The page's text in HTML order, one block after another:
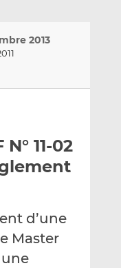
2013
11-02
d’une
Master